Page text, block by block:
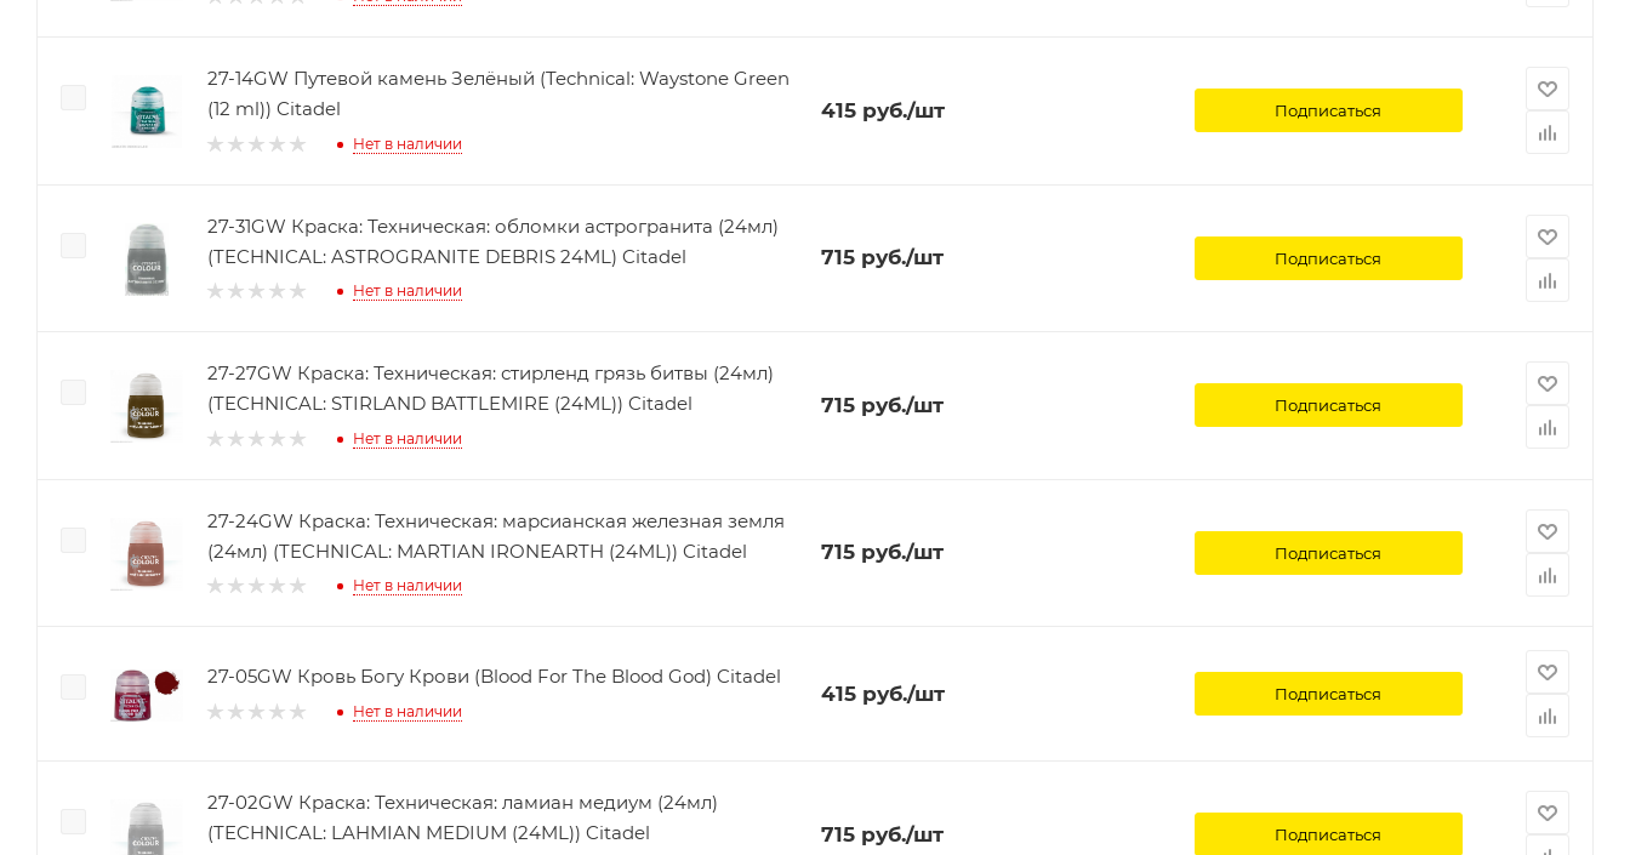
27-14GW Путевой камень Зелёный (Technical: Waystone Green
(12 ml)) Citadel
Нет в наличии
415руб./шт Подписаться
27-31GW Краска: Техническая: обломки астрогранита (24мл)
(TECHNICAL: ASTROGRANITE DEBRIS 24ML) Citadel
Нет в наличии
715руб./шт Подписаться
27-27GW Краска: Техническая: стирленд грязь битвы (24мл)
(TECHNICAL: STIRLAND BATTLEMIRE (24ML)) Citadel
Нет в наличии
715руб./шт Подписаться
27-24GW Краска: Техническая: марcианская железная земля
(24мл) (TECHNICAL: MARTIAN IRONEARTH (24ML)) Citadel
Нет в наличии
715руб./шт Подписаться
27-05GW Кровь Богу Крови (Blood For The Blood God) Citadel
Нет в наличии
415руб./шт Подписаться
27-02GW Краска: Техническая: ламиан медиум (24мл)
(TECHNICAL: LAHMIAN MEDIUM (24ML)) Citadel
715руб./шт Подписаться